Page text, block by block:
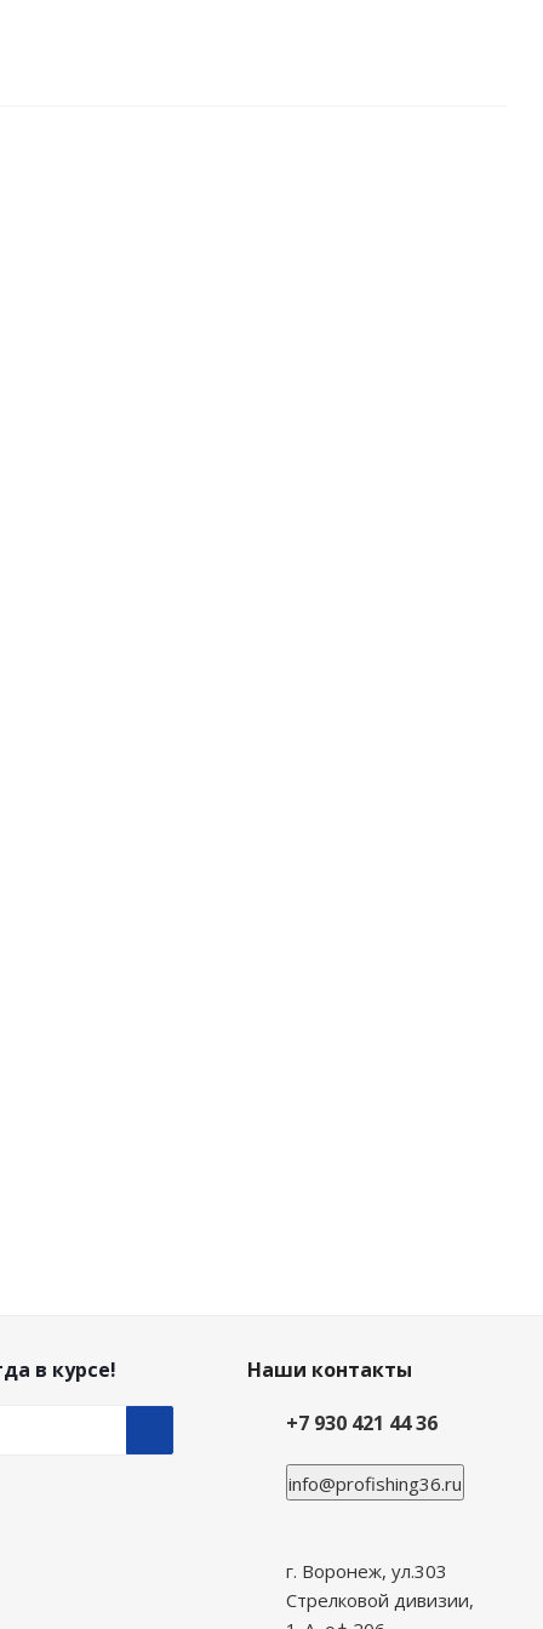
в курсе!
Наши контакты
+7 930 421 44 36
info@profishing36.ru
г. Воронеж, ул.303
Стрелковой дивизии,